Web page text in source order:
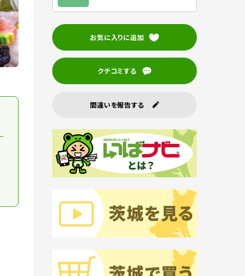
お気に入りに追加
クチコミする
間違いを報告する